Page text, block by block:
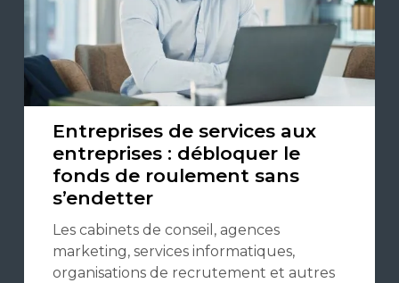
Entreprises de services aux
entreprises : débloquer le
fonds de roulement sans
s’endetter
Les cabinets de conseil, agences
marketing, services informatiques,
organisations de recrutement et autres